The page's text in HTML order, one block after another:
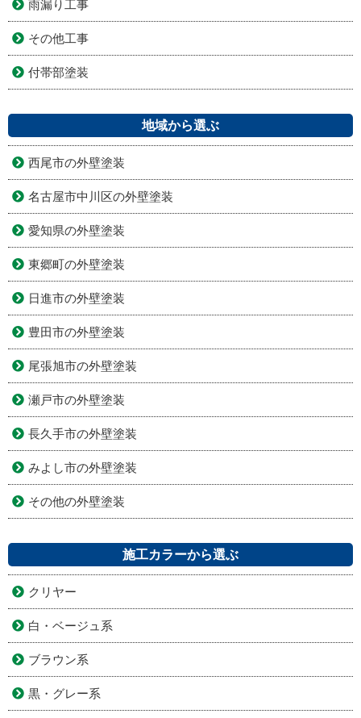
雨漏り工事
その他工事
付帯部塗装
地域から選ぶ
西尾市の外壁塗装
名古屋市中川区の外壁塗装
愛知県の外壁塗装
東郷町の外壁塗装
日進市の外壁塗装
豊田市の外壁塗装
尾張旭市の外壁塗装
瀬戸市の外壁塗装
長久手市の外壁塗装
みよし市の外壁塗装
その他の外壁塗装
施工カラーから選ぶ
クリヤー
白・ベージュ系
ブラウン系
黒・グレー系